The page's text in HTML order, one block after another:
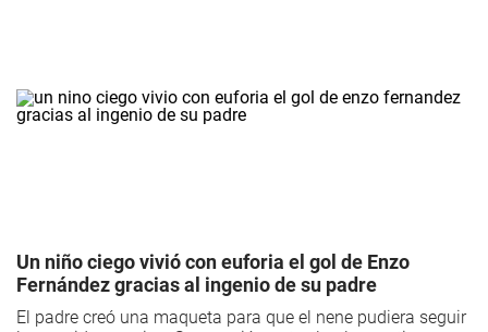
Un niño ciego vivió con euforia el gol de Enzo
Fernández gracias al ingenio de su padre
El padre creó una maqueta para que el nene pudiera seguir